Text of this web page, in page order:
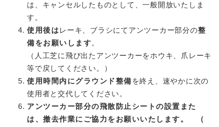
は、キャンセルしたものとして、一般開放いたしま
す。
使用後はレーキ、ブラシにてアンツーカー部分の整
備をお願いします。
（人工芝に飛び出たアンツーカーをホウキ、爪レーキ
等で戻してください。）
使用時間内 にグラウンド整備 を終え、速やかに次の
使用者と交代してください。
アンツーカー部分の飛散防止シートの設置また
は、撤去作業にご協力をお願いいたします。
（